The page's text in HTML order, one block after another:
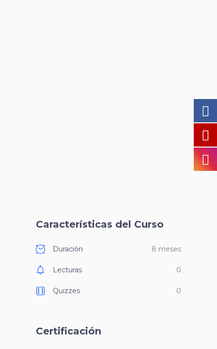
Características del Curso
Duración 8 meses
Lecturas 0
Quizzes 0
Certificación